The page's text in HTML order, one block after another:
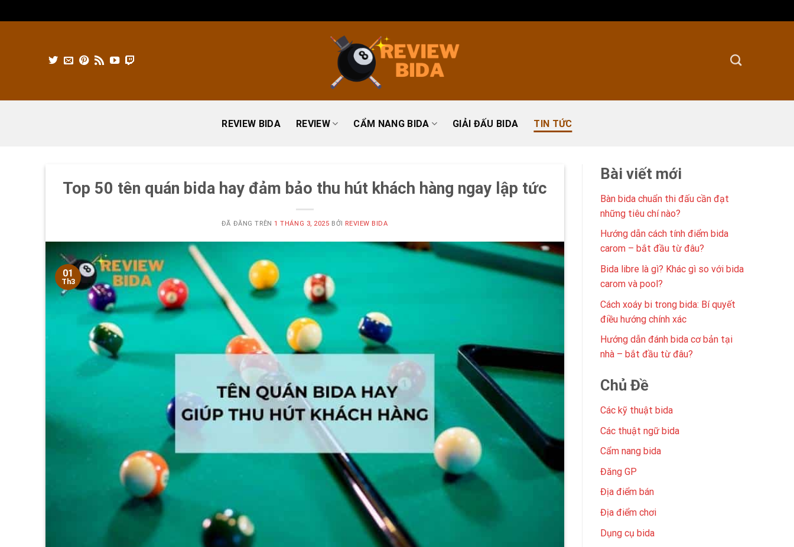
đến
REVIEW BIDA REVIEW CẨM NANG BIDA GIẢI ĐẤU BIDA TIN TỨC
Top 50 tên quán bida hay đảm bảo thu hút khách hàng ngay lập tức
ĐÃ ĐĂNG TRÊN1 THÁNG 3, 2025 BỞI REVIEW BIDA
01
Th3
Bài viết mới
Bàn bida chuẩn thi đấu cần đạt
những tiêu chí nào?
Hướng dẫn cách tính điểm bida
carom – bắt đầu từ đâu?
Bida libre là gì? Khác gì so với bida
carom và pool?
Cách xoáy bi trong bida: Bí quyết
điều hướng chính xác
Hướng dẫn đánh bida cơ bản tại
nhà – bắt đầu từ đâu?
Chủ Đề
Các kỹ thuật bida
Các thuật ngữ bida
Cẩm nang bida
Đăng GP
Địa điểm bán
Địa điểm chơi
Dụng cụ bida